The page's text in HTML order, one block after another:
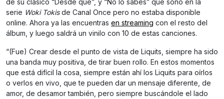
de su clásico “Desde que”, y “No lo sabes” que sonó en la
serie Woki Tokisde Canal Once pero no estaba disponible
online. Ahora ya las encuentras en streaming con el resto del
álbum, y luego saldrá un vinilo con 10 de estas canciones.
“(Fue) Crear desde el punto de vista de Liquits, siempre ha sido
una banda muy positiva, de tirar buen rollo. En estos momentos
que está difícil la cosa, siempre están ahí los Liquits para oírlos
o verlos en vivo, que te pueden dar un mensaje diferente, de
amor, de desamor también, pero siempre buscándole el lado